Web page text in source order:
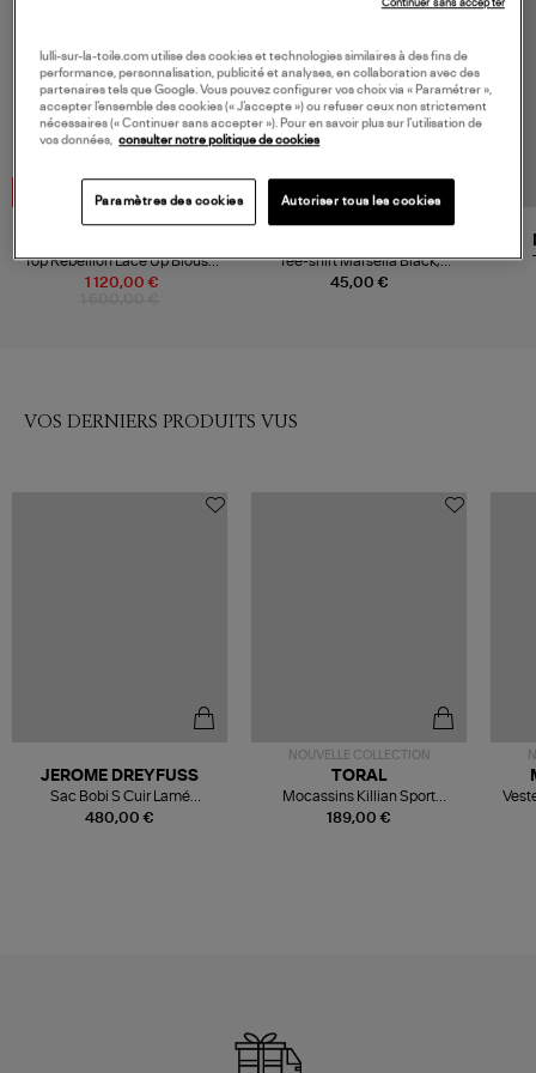
1 120,00 €
Top Rebellion Lace Up Blouse
Cream Floral
45,00 €
Tee-shirt Marsella Black,
Concert Bad Bunny
VOS DERNIERS PRODUITS VUS
480,00 €
JEROME DREYFUSS
Sac Bobi S Cuir Lamé
Champagne
NOUVELLE COLLECTION
189,00 €
TORAL
Mocassins Killian Sport
Mousse
lulli-sur-la-toile.com utilise des cookies et technologies similaires à des fins de
performance, personnalisation, publicité et analyses, en collaboration avec des
partenaires tels que Google. Vous pouvez configurer vos choix via « Paramétrer »,
accepter l’ensemble des cookies (« J’accepte ») ou refuser ceux non strictement
nécessaires (« Continuer sans accepter »). Pour en savoir plus sur l’utilisation de
vos données, consulter notre politique de cookies
Paramètres des cookies Autoriser tous les cookies
Continuer sans accepter